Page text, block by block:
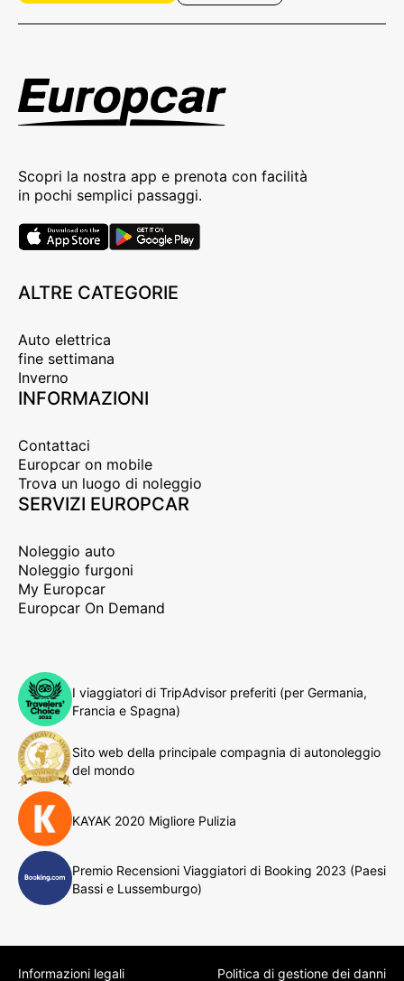
Scopri la nostra app e prenota con facilità
in pochi semplici passaggi.
ALTRE CATEGORIE
Auto elettrica
fine settimana
Inverno
INFORMAZIONI
Contattaci
Europcar on mobile
Trova un luogo di noleggio
SERVIZI EUROPCAR
Noleggio auto
Noleggio furgoni
My Europcar
Europcar On Demand
I viaggiatori di TripAdvisor preferiti (per Germania,
Francia e Spagna)
Sito web della principale compagnia di autonoleggio
del mondo
KAYAK 2020 Migliore Pulizia
Premio Recensioni Viaggiatori di Booking 2023 (Paesi
Bassi e Lussemburgo)
Informazioni legali Politica di gestione dei danni